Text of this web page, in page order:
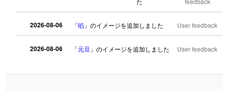
2026-08-06 「啗 」のイメージを追加しました User feedback
2026-08-06 「元旦 」のイメージを追加しました User feedback